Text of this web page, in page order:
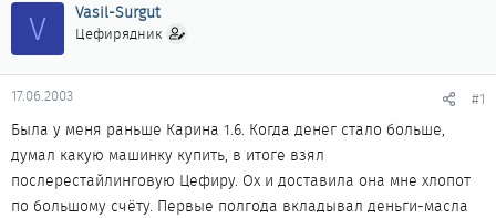
т
е
м
ы
а
ч
л
V Vasil-Surgut
Цефирядник
17.06.2003 #1
Была у меня раньше Карина 1.6. Когда денег стало больше,
думал какую машинку купить, в итоге взял
послерестайлинговую Цефиру. Ох и доставила она мне хлопот
по большому счёту. Первые полгода вкладывал деньги-масла